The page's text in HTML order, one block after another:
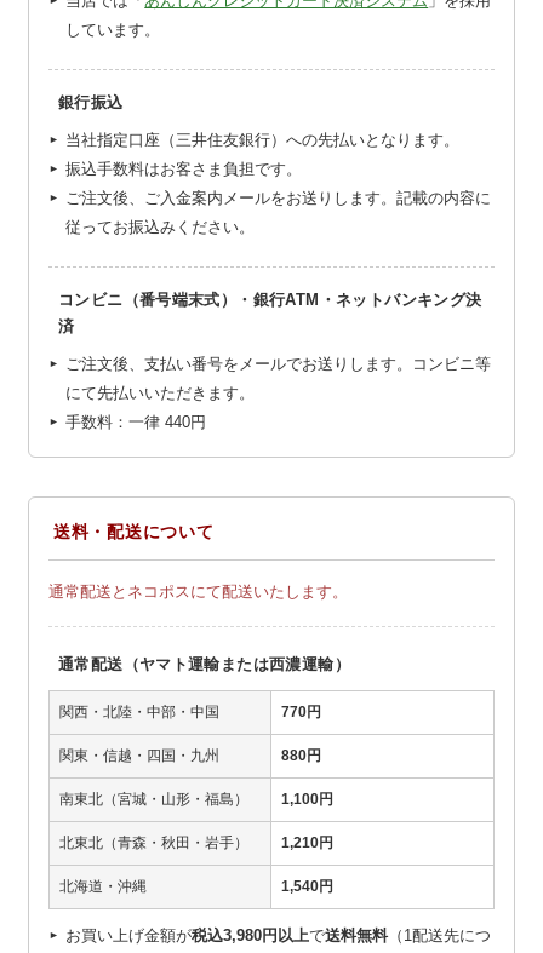
しています。
銀行振込
当社指定口座（三井住友銀行）への先払いとなります。
振込手数料はお客さま負担です。
ご注文後、ご入金案内メールをお送りします。記載の内容に
従ってお振込みください。
コンビニ（番号端末式）・銀行ATM・ネットバンキング決
済
ご注文後、支払い番号をメールでお送りします。コンビニ等
にて先払いいただきます。
手数料：一律440円
送料・配送について
通常配送とネコポスにて配送いたします。
通常配送（ヤマト運輸または西濃運輸）
関西・北陸・中部・中国 770円
関東・信越・四国・九州 880円
南東北（宮城・山形・福島） 1,100円
北東北（青森・秋田・岩手） 1,210円
北海道・沖縄 1,540円
お買い上げ金額が税込3,980円以上で送料無料（1配送先につ